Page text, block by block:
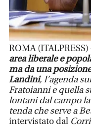
ROMA (ITALPRESS)
area liberale e
ma da una
Landini, l’agenda
Fratoianni e quella
lontani dal campo
tenda che serve a
intervistato dal